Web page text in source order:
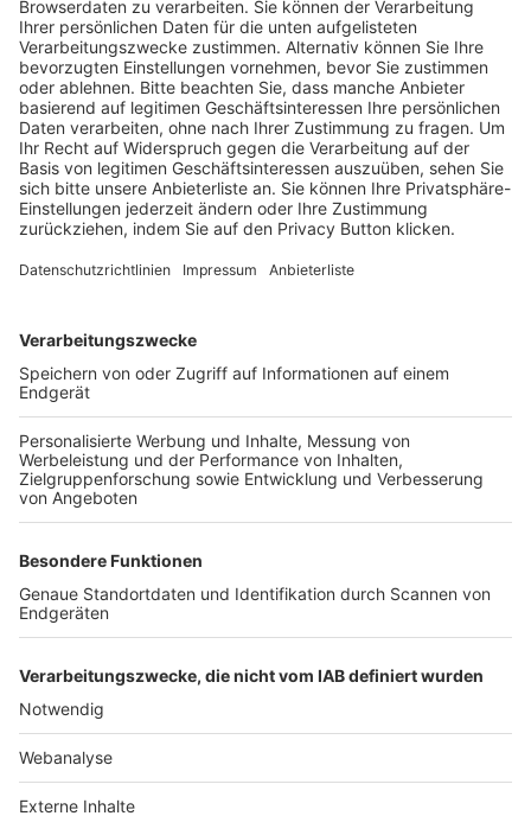
Trainerausbildung
Schulungsangebot Vereinsmitarbeiter
BFV-Geschäftsstellen
Trainerbörse
Login SpielPlus
FOLGE DEM BFV
TOP-VEREINE
TOP-PARTNER
Nutzungsbedingungen Datenschutz Impressum